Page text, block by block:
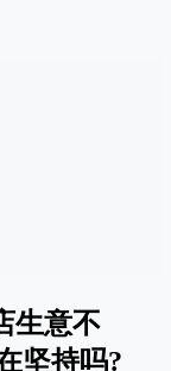
生意不
坚持吗?